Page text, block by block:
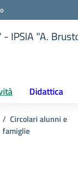
- IPSIA "A.
Didattica
Circolari alunni e
famiglie